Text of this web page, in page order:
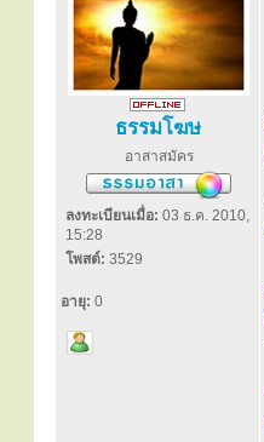
ธรรมโฆษ
อาสาสมัคร
ลงทะเบียนเมื่อ: 03 ธ.ค. 2010,
15:28
โพสต์: 3529
อายุ: 0